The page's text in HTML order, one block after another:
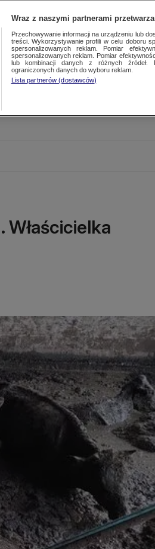
Właścicielka
Wraz z naszymi partnerami
Przechowywanie informacji na urządzeniu lub
treści. Wykorzystywanie profili w celu doboru
spersonalizowanych reklam. Pomiar
spersonalizowanych reklam. Pomiar
lub kombinacji danych z różnych źródeł.
ograniczonych danych do wyboru reklam.
Lista partnerów (dostawców)